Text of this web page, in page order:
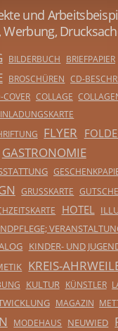
und
Werbung,
BILDERBUCH BRIEFPAPIER
BROSCHÜREN CD-
COVER COLLAGE
FLYER
GASTRONOMIE
GRUSSKARTE
HOTEL
KINDER- UND
KREIS-
KULTUR KÜNSTLER
MAGAZIN
MODEHAUS NEUWIED